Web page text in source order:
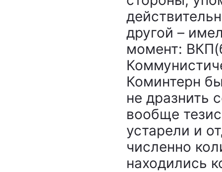
другой –
момент:
Коминтерн
не дразнить
вообще
устарели и
численно
находились